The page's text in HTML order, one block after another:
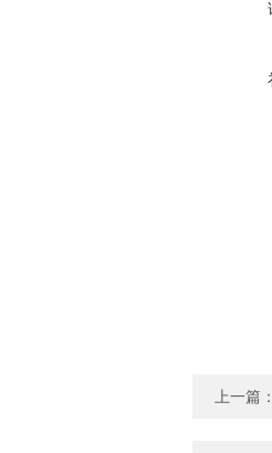
上一篇